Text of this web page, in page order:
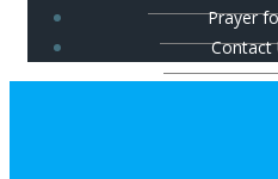
Prayer
Contact